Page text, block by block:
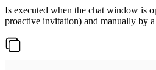
Is executed when the chat window is
proactive invitation) and manually by